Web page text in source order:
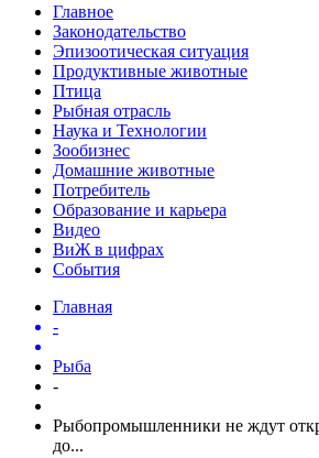
Главное
Законодательство
Эпизоотическая ситуация
Продуктивные животные
Птица
Рыбная отрасль
Наука и Технологии
Зообизнес
Домашние животные
Потребитель
Образование и карьера
Видео
ВиЖ в цифрах
События
Главная
-
Рыба
-
Рыбопромышленники не ждут
до...